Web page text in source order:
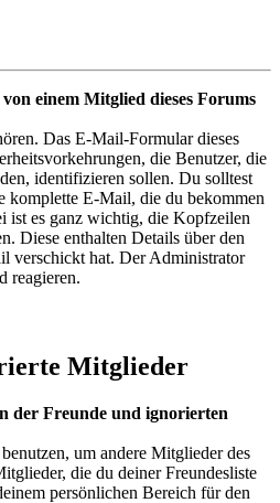
einem Mitglied dieses Forums
Das E-Mail-Formular dieses
die Benutzer, die
identifizieren sollen. Du solltest
komplette E-Mail, die du bekommen
ist es ganz wichtig, die Kopfzeilen
Diese enthalten Details über den
verschickt hat. Der Administrator
reagieren.
Mitglieder
der Freunde und ignorierten
um andere Mitglieder des
die du deiner Freundesliste
persönlichen Bereich für den